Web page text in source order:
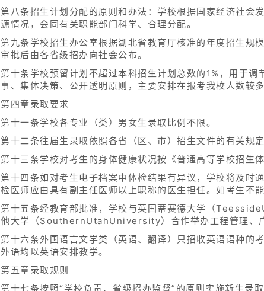
第八条招生计划分配的原则和办法：学校根据国家经济社会
源情况，会同有关职能部门科学、合理分配。
第九条学校招生办公室根据湖北省教育厅核准的年度招生规
审批后由各省级招办向社会公布。
第十条学校预留计划不超过本科招生计划总数的1%，用于
事、集体决策、公开透明原则，主要安排在报考我校人数较
第四章录取要求
第十一条学校各专业（类）男女生录取比例不限。
第十二条往届生录取依照各省（区、市）招生文件的有关规
第十三条学校对考生的身体健康状况按《普通高等学校招生
第十四条如对考生电子档案中体检结果有异议，学校将及时
检医师应由具有副主任医师以上职称的医生担任。如考生不
第十五条经教育部批准，学校与英国蒂赛德大学（
他大学（SouthernUtahUniversity）合作举办工程管理、
第十六条外国语言文学类（英语、翻译）只招收英语语种的
外语均以英语安排教学。
第五章录取规则
第十七条按照“学校负责、省级招办监督”的原则实施新生录取